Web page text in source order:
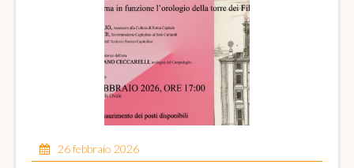
26 febbraio 2026